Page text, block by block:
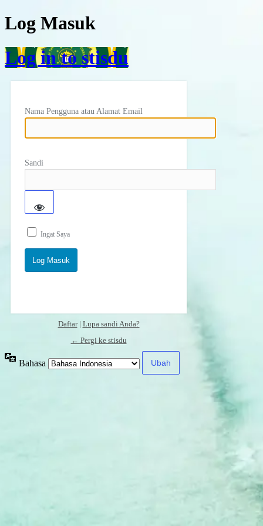
Log Masuk
Log in to stisdu
Nama Pengguna atau Alamat Email
Sandi
Ingat Saya
Daftar| Lupa sandi Anda?
← Pergi ke stisdu
Bahasa